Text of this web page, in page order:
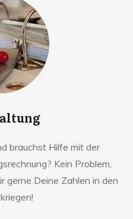
brauchst Hilfe mit der
Kein Problem,
gerne Deine Zahlen in den